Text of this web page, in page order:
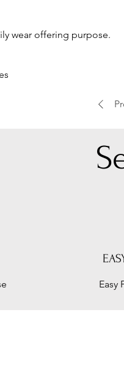
wear offering purpose.
Easy